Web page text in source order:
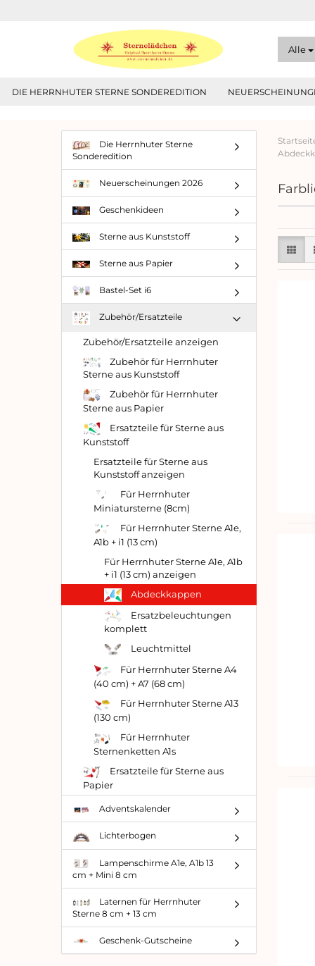
Alle
DIE HERRNHUTER STERNE SONDEREDITION
Die Herrnhuter Sterne
Sonderedition
Neuerscheinungen 2026
Geschenkideen
Sterne aus Kunststoff
Sterne aus Papier
Bastel-Set i6
Zubehör/Ersatzteile
Zubehör/Ersatzteile anzeigen
Zubehör für Herrnhuter
Sterne aus Kunststoff
Zubehör für Herrnhuter
Sterne aus Papier
Ersatzteile für Sterne aus
Kunststoff
Ersatzteile für Sterne aus
Kunststoff anzeigen
Für Herrnhuter
Miniatursterne (8cm)
Für Herrnhuter Sterne A1e,
A1b + i1 (13 cm)
Für Herrnhuter Sterne A1e, A1b
+ i1 (13 cm) anzeigen
Abdeckkappen
Ersatzbeleuchtungen
komplett
Leuchtmittel
Für Herrnhuter Sterne A4
(40 cm) + A7 (68 cm)
Für Herrnhuter Sterne A13
(130 cm)
Für Herrnhuter
Sternenketten A1s
Ersatzteile für Sterne aus
Papier
Adventskalender
Lichterbogen
Lampenschirme A1e, A1b 13
cm + Mini 8 cm
Laternen für Herrnhuter
Sterne 8 cm + 13 cm
Geschenk-Gutscheine